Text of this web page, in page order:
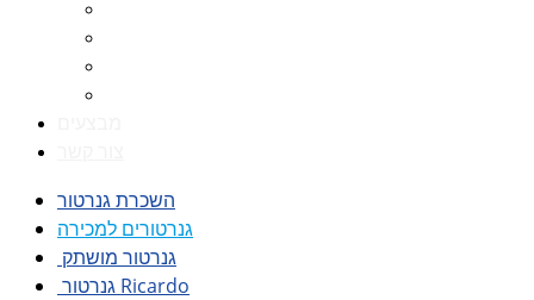
השכרת גנרטור
גנרטורים למכירה
גנרטור מושתק
גנרטור Ricardo